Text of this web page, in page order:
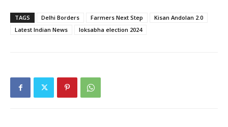
TAGS Delhi Borders Farmers Next Step
Kisan Andolan 2.0
Latest Indian News
loksabha election 2024